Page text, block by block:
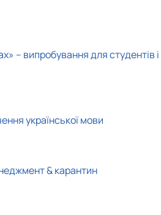
– випробування для студентів і
української мови
& карантин